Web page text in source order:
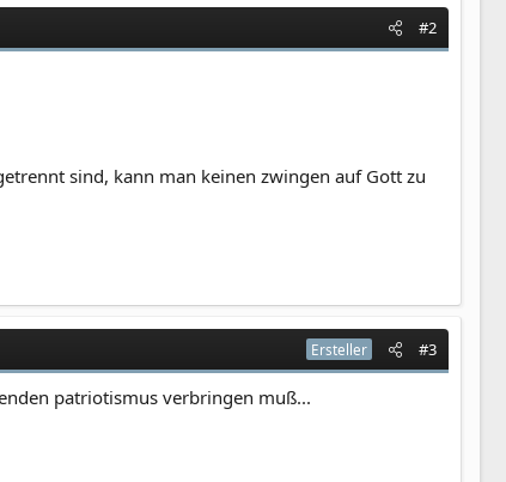
#2
sind, kann man keinen zwingen auf Gott zu
Ersteller #3
patriotismus verbringen muß...